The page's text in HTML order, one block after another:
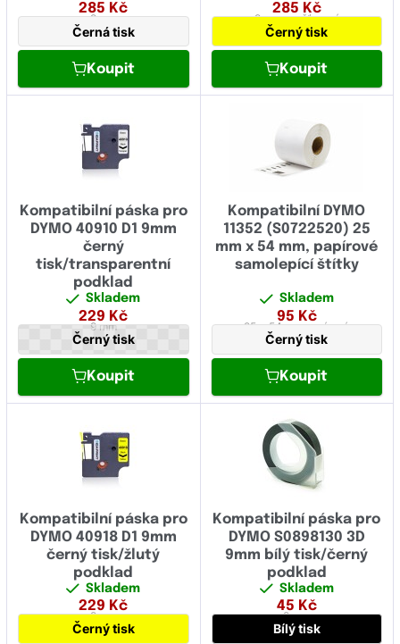
285 Kč
9 mm
Černá tisk
Koupit
285 Kč
9 mmsmršťovací
Černý tisk
Koupit
Kompatibilní páska pro
DYMO 40910 D1 9mm
černý
tisk/transparentní
podklad
Skladem
229 Kč
9 mm
Černý tisk
Koupit
Kompatibilní DYMO
11352 (S0722520) 25
mm x 54 mm, papírové
samolepící štítky
Skladem
95 Kč
25 x 54 mmpapírová
Černý tisk
Koupit
Kompatibilní páska pro
DYMO 40918 D1 9mm
černý tisk/žlutý
podklad
Skladem
229 Kč
9 mm
Černý tisk
Kompatibilní páska pro
DYMO S0898130 3D
9mm bílý tisk/černý
podklad
Skladem
45 Kč
9 mm
Bílý tisk